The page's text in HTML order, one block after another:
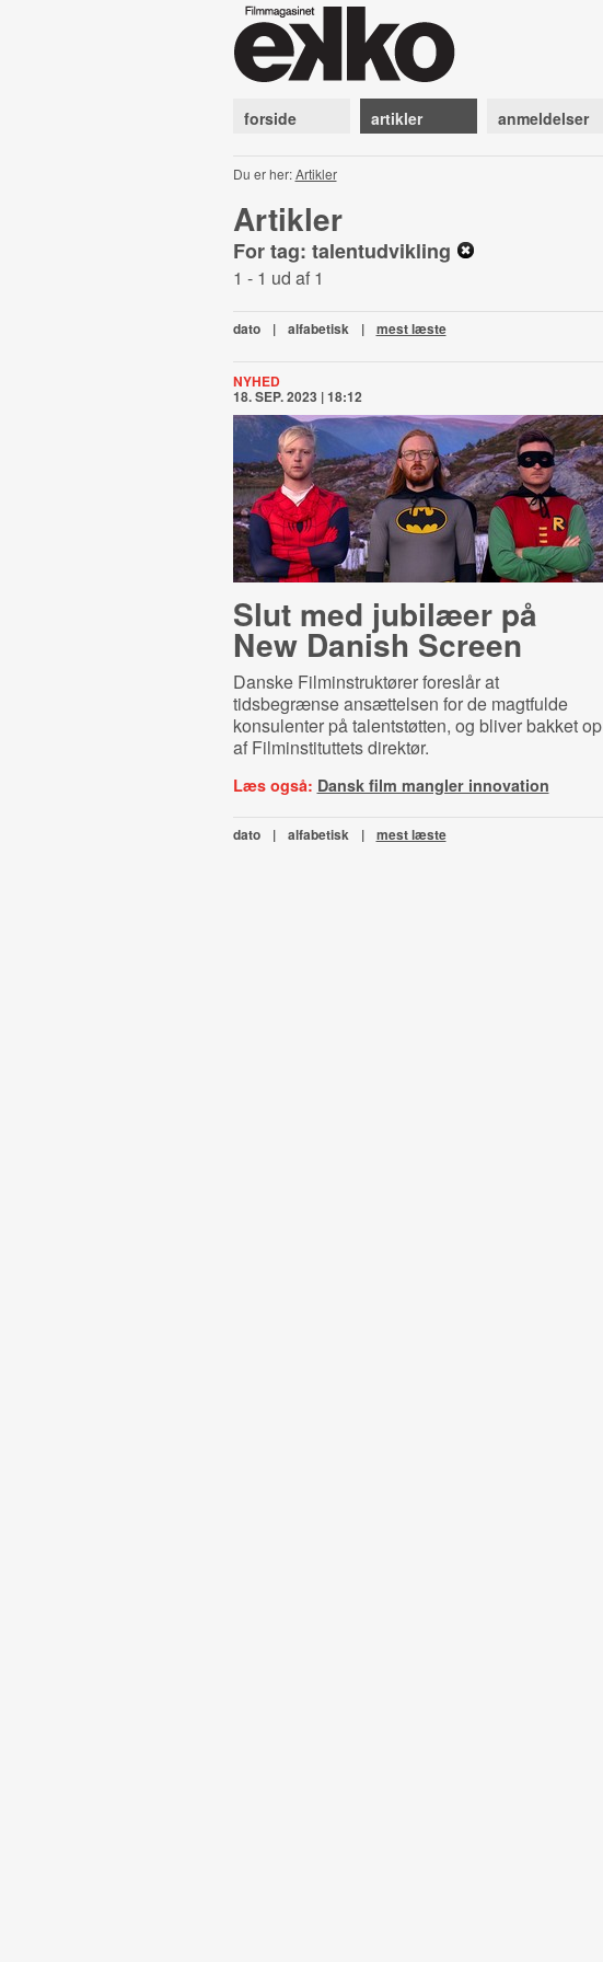
forside artikler anmeldelser
Du er her:Artikler
Artikler
For tag: talentudvikling
1 - 1 ud af 1
dato | alfabetisk | mest læste
NYHED
18. SEP. 2023 | 18:12
Slut med jubilæer på
New Danish Screen
Danske Filminstruktører foreslår at
tidsbegrænse ansættelsen for de magtfulde
konsulenter på talentstøtten, og bliver bakket op
af Filminstituttets direktør.
Læs også: Dansk film mangler innovation
dato | alfabetisk | mest læste